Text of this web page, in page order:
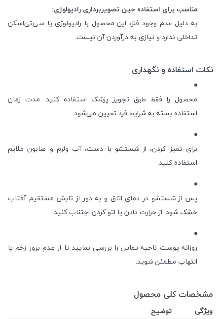
مناسب برای استفاده حین تصویربرداری رادیولوژی:
به دلیل عدم وجود فلز، این محصول با رادیولوژی یا سی‌تی‌اسکن
تداخلی ندارد و نیازی به درآوردن آن نیست.
نکات استفاده و نگهداری
محصول را فقط طبق تجویز پزشک استفاده کنید. مدت زمان
استفاده بسته به شرایط فرد تعیین می‌شود.
برای تمیز کردن، از شستشو با دست، آب ولرم و صابون ملایم
استفاده کنید.
پس از شستشو در دمای اتاق و به دور از تابش مستقیم آفتاب
خشک شود. از حرارت دادن یا اتو کردن اجتناب کنید.
روزانه پوست ناحیه تماس را بررسی نمایید تا از عدم بروز زخم یا
التهاب مطمئن شوید.
مشخصات کلی محصول
ویژگی
توضیح